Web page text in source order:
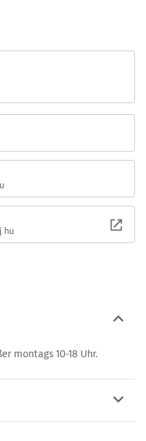
montags 10-18 Uhr.